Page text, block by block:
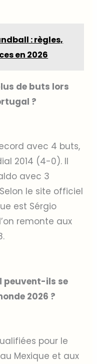
: règles,
en 2026
de buts lors
?
avec 4 buts,
2014 (4-0). Il
avec 3
le site officiel
est Sérgio
remonte aux
peuvent-ils se
2026 ?
pour le
Mexique et aux